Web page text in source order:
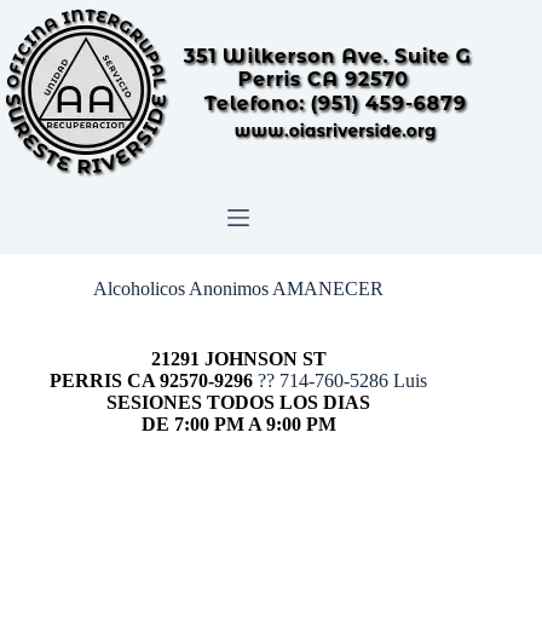
content
Alcoholicos Anonimos AMANECER
21291 JOHNSON ST
PERRIS CA 92570-9296?? 714-760-5286 Luis
SESIONES TODOS LOS DIAS
DE 7:00 PM A 9:00 PM